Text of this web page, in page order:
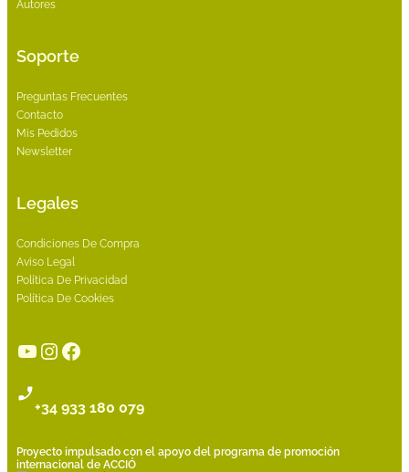
Autores
Soporte
Preguntas Frecuentes
Contacto
Mis Pedidos
Newsletter
Legales
Condiciones De Compra
Aviso Legal
Política De Privacidad
Política De Cookies
YouTube
Instagram
Facebook
+34 933 180 079
Proyecto impulsado con el apoyo del programa de promoción
internacional de ACCIÓ